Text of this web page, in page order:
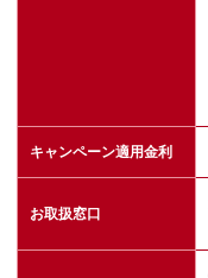
キャンペーン適用金利
お取扱窓口